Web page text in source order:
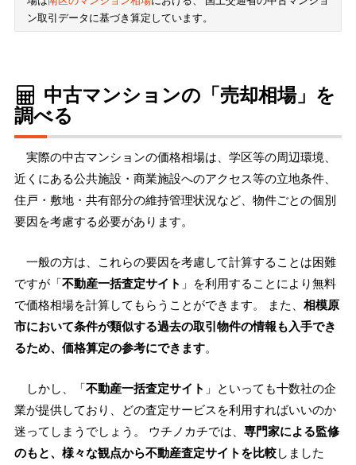
ン取引データに基づき算定しています。
中古マンションの「売却相場」を
調べる
実際の中古マンションの価格相場は、学区等の周辺環境、
近くにある公共施設・商業施設へのアクセス等の立地条件、
住戸・敷地・共有部分の維持管理状況など、物件ごとの個別
要因を考慮する必要があります。
一般の方は、これらの要因を考慮して計算することは困難
ですが「不動産一括査定サイト 」を利用することにより無料
で価格相場を計算してもらうことができます。 また、 相模原
市において条件が類似する過去の取引物件の情報も入手でき
るため、価格算定の参考にできます。
しかし、「不動産一括査定サイト 」といっても十数社の企
業が提供しており、どの査定サービスを利用すればいいのか
迷ってしまうでしょう。 ウチノカチでは、 専門家による監修
のもと、様々な観点から不動産査定サイトを比較しました